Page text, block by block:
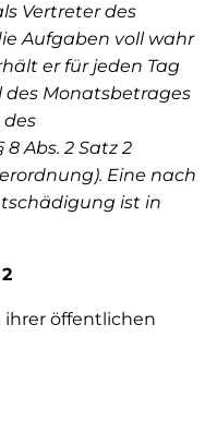
Vertreter des
Aufgaben voll wahr
er für jeden Tag
des Monatsbetrages
Abs. 2 Satz 2
Eine nach
ist in
ihrer öffentlichen